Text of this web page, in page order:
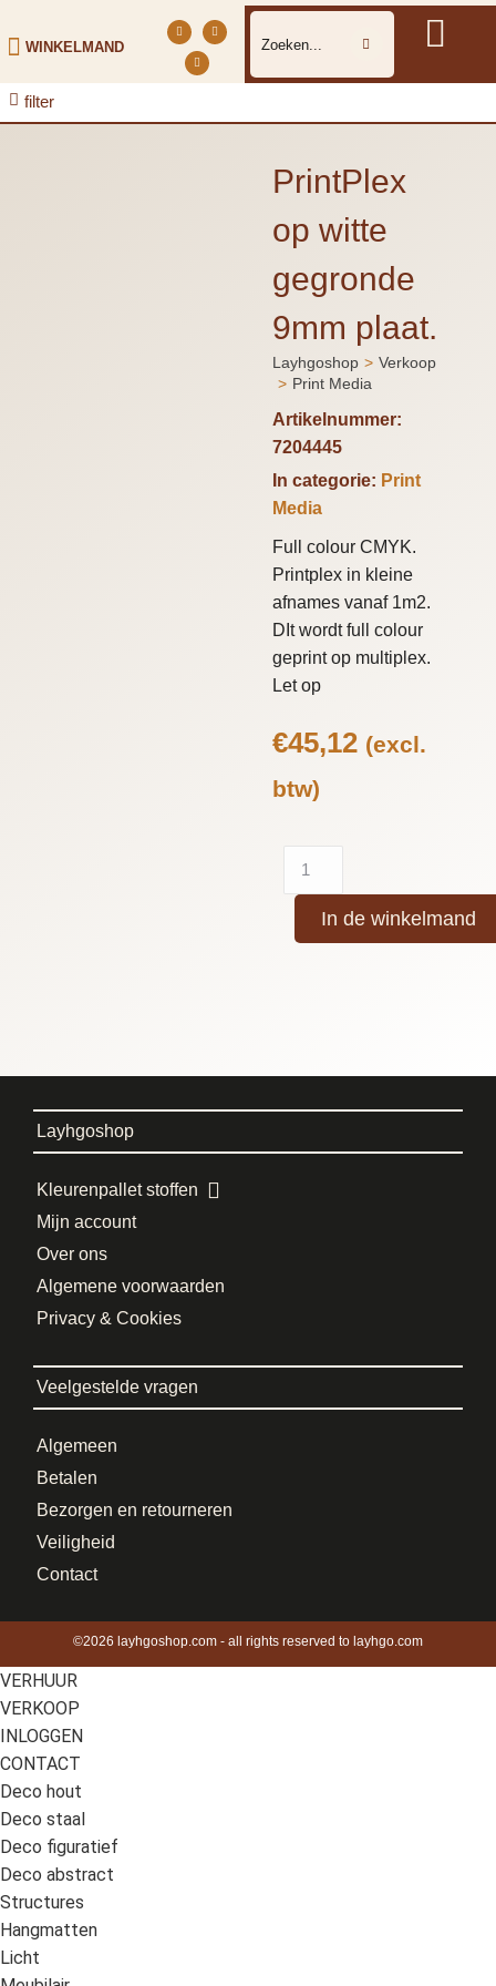
WINKELMAND
filter
PrintPlex
op witte
gegronde
9mm plaat.
Je bent hier:
Layhgoshop
Verkoop
Print Media
Artikelnummer:
7204445
In categorie: Print
Media
Full colour CMYK.
Printplex in kleine
afnames vanaf 1m2.
DIt wordt full colour
geprint op multiplex.
Let op
€45,12 (excl.
btw)
In de winkelmand
Layhgoshop
Kleurenpallet stoffen
Mijn account
Over ons
Algemene voorwaarden
Privacy & Cookies
Veelgestelde vragen
Algemeen
Betalen
Bezorgen en retourneren
Veiligheid
Contact
©2026 layhgoshop.com - all rights reserved to layhgo.com
VERHUUR
VERKOOP
INLOGGEN
CONTACT
Deco hout
Deco staal
Deco figuratief
Deco abstract
Structures
Hangmatten
Licht